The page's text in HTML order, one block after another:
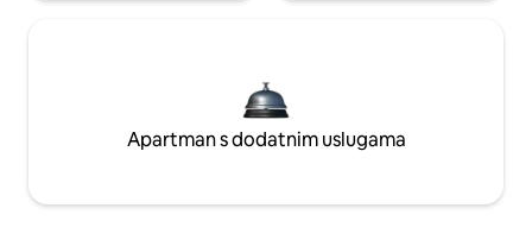
Apartman s dodatnim uslugama